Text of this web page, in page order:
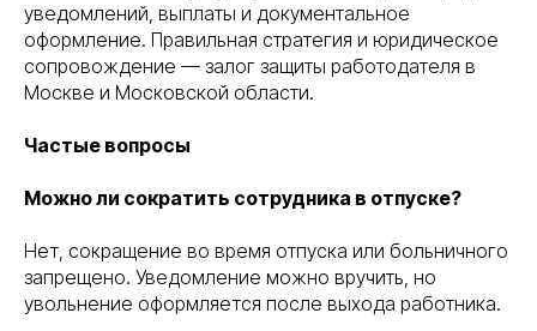
уведомлений, выплаты и документальное
оформление. Правильная стратегия и юридическое
сопровождение — залог защиты работодателя в
Москве и Московской области.
Частые вопросы
Можно ли сократить сотрудника в отпуске?
Нет, сокращение во время отпуска или больничного
запрещено. Уведомление можно вручить, но
увольнение оформляется после выхода работника.